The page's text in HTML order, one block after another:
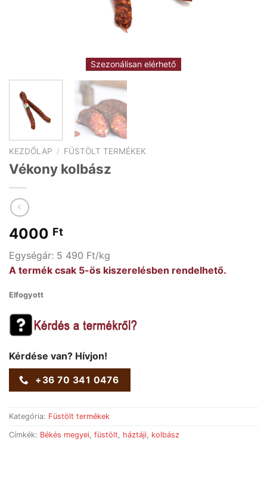
Szezonálisan elérhető
KEZDŐLAP / FÜSTÖLT TERMÉKEK
Vékony kolbász
4000 Ft
Egységár: 5 490 Ft/kg
A termék csak 5-ös kiszerelésben rendelhető.
Elfogyott
Kérdése van? Hívjon!
+36 70 341 0476
Kategória: Füstölt termékek
Címkék: Békés megyei füstölt háztáji kolbász